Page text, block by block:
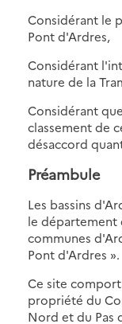
Considérant le
Pont d'Ardres,
Considérant
nature de la
Considérant
classement de
désaccord
Préambule
Les bassins
le département
communes
Pont d'Ardres ».
Ce site
propriété du
Nord et du Pas